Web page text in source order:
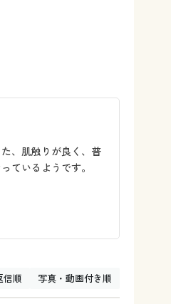
、肌触りが良く、普
ているようです。
信順 写真・動画付き順